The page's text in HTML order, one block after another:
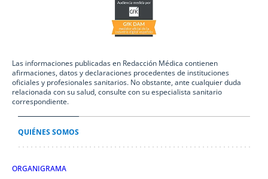
Las informaciones publicadas en Redacción Médica contienen
afirmaciones, datos y declaraciones procedentes de instituciones
oficiales y profesionales sanitarios. No obstante, ante cualquier duda
relacionada con su salud, consulte con su especialista sanitario
correspondiente.
QUIÉNES SOMOS
ORGANIGRAMA